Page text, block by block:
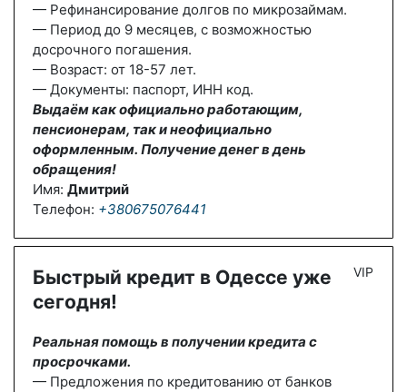
— Рефинансирование долгов по микрозаймам.
— Период до 9 месяцев, с возможностью
досрочного погашения.
— Возраст: от 18-57 лет.
— Документы: паспорт, ИНН код.
Выдаём как официально работающим,
пенсионерам, так и неофициально
оформленным. Получение денег в день
обращения!
Имя: Дмитрий
Телефон: +380675076441
Быстрый кредит в Одессе уже
сегодня!
Реальная помощь в получении кредита с
просрочками.
— Предложения по кредитованию от банков
VIP